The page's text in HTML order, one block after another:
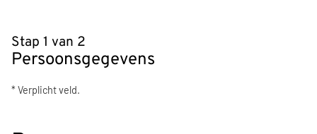
Stap 1 van 2
Persoonsgegevens
* Verplicht veld.